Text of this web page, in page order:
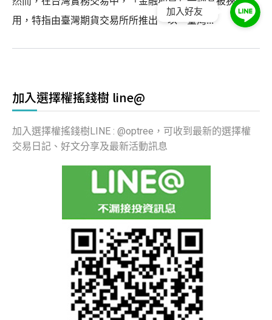
用，特指由臺灣期貨交易所所推出、以「臺灣...
加入選擇權搖錢樹 line@
加入選擇權搖錢樹LINE : @optree，可收到最新的選擇權
交易日記、好文分享及最新活動訊息
加入好友